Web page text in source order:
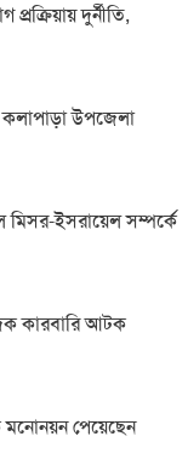
দুর্নীতি,
কলাপাড়া উপজেলা
মিসর-ইসরায়েল সম্পর্কে
কারবারি আটক
মনোনয়ন পেয়েছেন